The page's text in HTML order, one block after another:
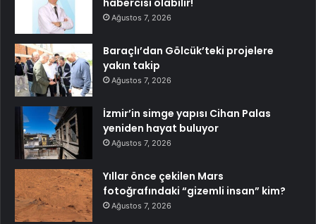
habercisi olabilir!
Ağustos 7, 2026
Baraçlı’dan Gölcük’teki projelere
yakın takip
Ağustos 7, 2026
İzmir’in simge yapısı Cihan Palas
yeniden hayat buluyor
Ağustos 7, 2026
Yıllar önce çekilen Mars
fotoğrafındaki “gizemli insan” kim?
Ağustos 7, 2026